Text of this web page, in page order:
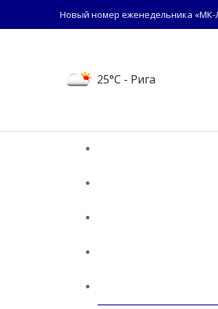
Новый номер еженедельника «МК-
25°C - Рига